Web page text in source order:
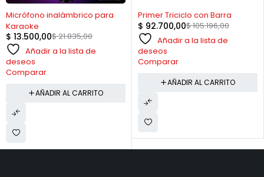
-38%
Micrófono inalámbrico para
Karaoke
$21.835,00
$ 13.500,00
Añadir a la lista de
deseos
Comparar
AÑADIR AL CARRITO
Primer Triciclo con Barra
$105.196,00
$ 92.700,00
Añadir a la lista de
deseos
Comparar
AÑADIR AL CARRITO